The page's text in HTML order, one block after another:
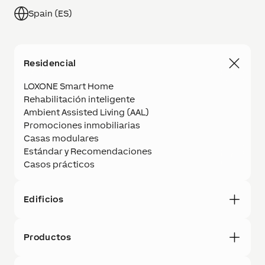
Spain (ES)
Residencial
LOXONE Smart Home
Rehabilitación inteligente
Ambient Assisted Living (AAL)
Promociones inmobiliarias
Casas modulares
Estándar y Recomendaciones
Casos prácticos
Edificios
Productos